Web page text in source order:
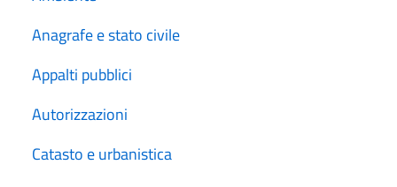
Anagrafe e stato civile
Appalti pubblici
Autorizzazioni
Catasto e urbanistica